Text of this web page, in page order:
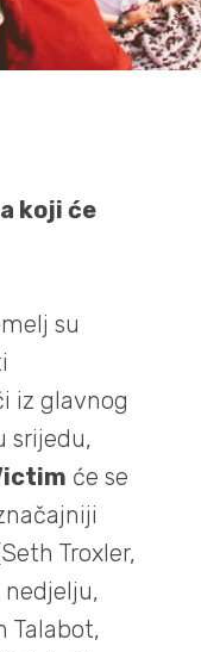
koji će
su
iz glavnog
srijedu,
će se
Troxler,
nedjelju,
Talabot,